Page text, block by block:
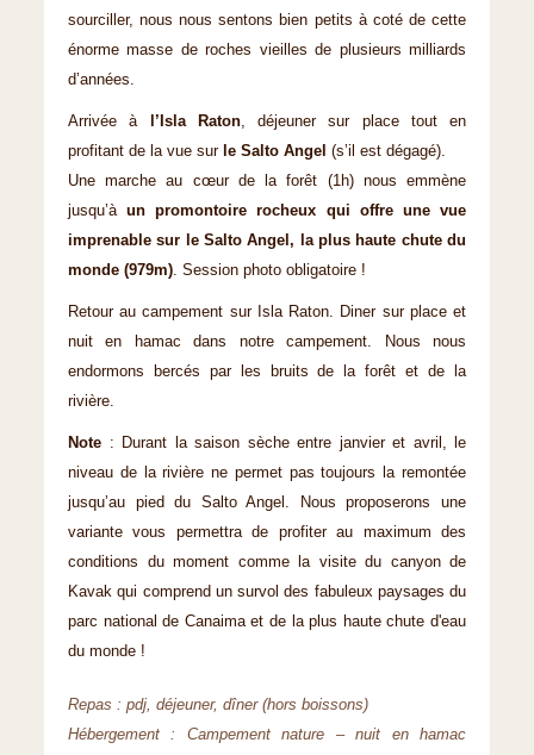
sourciller, nous nous sentons bien petits à coté de cette
énorme masse de roches vieilles de plusieurs milliards
d’années.
Arrivée à l’Isla Raton, déjeuner sur place tout en
profitant de la vue sur le Salto Angel (s’il est dégagé).
Une marche au cœur de la forêt (1h) nous emmène
jusqu’àun promontoire rocheux qui offre une vue
imprenable sur le Salto Angel, la plus haute chute du
monde (979m). Session photo obligatoire !
Retour au campement sur Isla Raton. Diner sur place et
nuit en hamac dans notre campement. Nous nous
endormons bercés par les bruits de la forêt et de la
rivière.
Note : Durant la saison sèche entre janvier et avril, le
niveau de la rivière ne permet pas toujours la remontée
jusqu’au pied du Salto Angel. Nous proposerons une
variante vous permettra de profiter au maximum des
conditions du moment comme la visite du canyon de
Kavak qui comprend un survol des fabuleux paysages du
parc national de Canaima et de la plus haute chute d'eau
du monde !
Repas : pdj, déjeuner, dîner (hors boissons)
Hébergement : Campement nature – nuit en hamac